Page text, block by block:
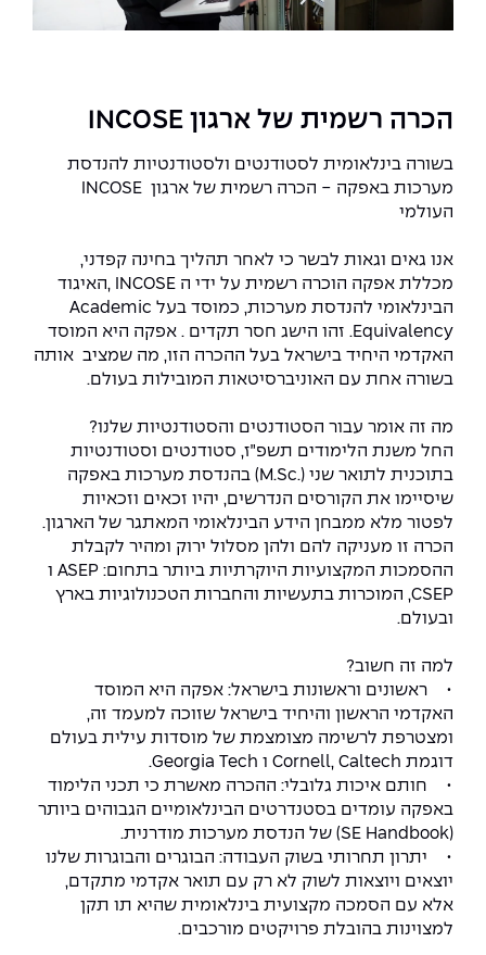
הכרה רשמית של ארגון INCOSE
בשורה בינלאומית לסטודנטים ולסטודנטיות להנדסת
מערכות באפקה - הכרה רשמית של ארגון INCOSE
העולמי
אנו גאים וגאות לבשר כי לאחר תהליך בחינה קפדני,
מכללת אפקה הוכרה רשמית על ידי ה INCOSE ,האיגוד
הבינלאומי להנדסת מערכות, כמוסד בעל Academic
Equivalency. זהו הישג חסר תקדים . אפקה היא המוסד
האקדמי היחיד בישראל בעל ההכרה הזו, מה שמציב אותה
בשורה אחת עם האוניברסיטאות המובילות בעולם.
מה זה אומר עבור הסטודנטים והסטודנטיות שלנו?
החל משנת הלימודים תשפ״ז, סטודנטים וסטודנטיות
בתוכנית לתואר שני (.M.Sc) בהנדסת מערכות באפקה
שיסיימו את הקורסים הנדרשים, יהיו זכאים וזכאיות
לפטור מלא ממבחן הידע הבינלאומי המאתגר של הארגון.
הכרה זו מעניקה להם ולהן מסלול ירוק ומהיר לקבלת
ההסמכות המקצועיות היוקרתיות ביותר בתחום: ASEP ו
CSEP, המוכרות בתעשיות והחברות הטכנולוגיות בארץ
ובעולם.
למה זה חשוב?
• ראשונים וראשונות בישראל: אפקה היא המוסד
האקדמי הראשון והיחיד בישראל שזוכה למעמד זה,
ומצטרפת לרשימה מצומצמת של מוסדות עילית בעולם
דוגמת Cornell, Caltech ו Georgia Tech.
• חותם איכות גלובלי: ההכרה מאשרת כי תכני הלימוד
באפקה עומדים בסטנדרטים הבינלאומיים הגבוהים ביותר
(SE Handbook) של הנדסת מערכות מודרנית.
• יתרון תחרותי בשוק העבודה: הבוגרים והבוגרות שלנו
יוצאים ויוצאות לשוק לא רק עם תואר אקדמי מתקדם,
אלא עם הסמכה מקצועית בינלאומית שהיא תו תקן
למצוינות בהובלת פרויקטים מורכבים.